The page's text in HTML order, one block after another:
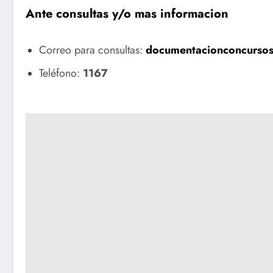
Ante consultas y/o mas informacion
Correo para consultas:
Teléfono: 1167